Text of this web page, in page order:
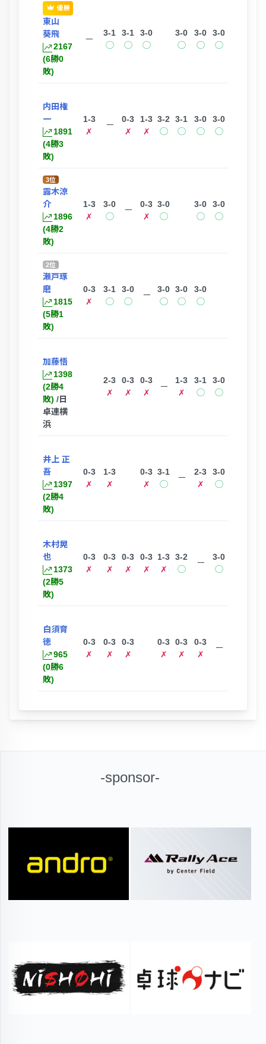
優勝
東山
葵飛
2167
(6勝0
敗)
ー
3-1
◯
3-1
◯
3-0
◯
3-0
◯
3-0
◯
3-0
◯
内田権
一
1891
(4勝3
敗)
1-3
✗
ー
0-3
✗
1-3
✗
3-2
◯
3-1
◯
3-0
◯
3-0
◯
3位
露木涼
介
1896
(4勝2
敗)
1-3
✗
3-0
◯
ー
0-3
✗
3-0
◯
3-0
◯
3-0
◯
2位
瀬戸琢
磨
1815
(5勝1
敗)
0-3
✗
3-1
◯
3-0
◯
ー
3-0
◯
3-0
◯
3-0
◯
加藤悟
1398
(2勝4
敗) /日
卓連横
浜
2-3
✗
0-3
✗
0-3
✗
ー
1-3
✗
3-1
◯
3-0
◯
井上 正
吾
1397
(2勝4
敗)
0-3
✗
1-3
✗
0-3
✗
3-1
◯
ー
2-3
✗
3-0
◯
木村晃
也
1373
(2勝5
敗)
0-3
✗
0-3
✗
0-3
✗
0-3
✗
1-3
✗
3-2
◯
ー
3-0
◯
白須育
徳
965
(0勝6
敗)
0-3
✗
0-3
✗
0-3
✗
0-3
✗
0-3
✗
0-3
✗
ー
-sponsor-